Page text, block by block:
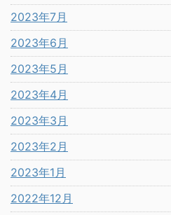
2023年7月
2023年6月
2023年5月
2023年4月
2023年3月
2023年2月
2023年1月
2022年12月